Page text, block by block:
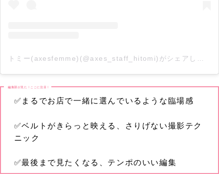
編集部が見た！ここに注目！
✅まるでお店で一緒に選んでいるような臨場感
✅ベルトがきらっと映える、さりげない撮影テク
ニック
✅最後まで見たくなる、テンポのいい編集